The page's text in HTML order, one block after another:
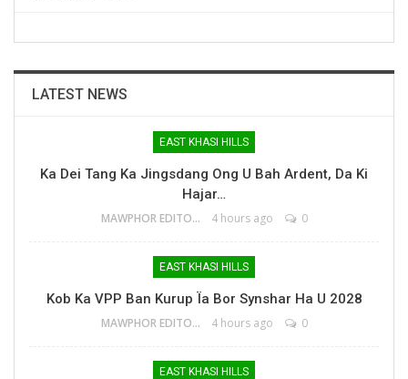
LATEST NEWS
EAST KHASI HILLS
Ka Dei Tang Ka Jingsdang Ong U Bah Ardent, Da Ki
Hajar…
MAWPHOR EDITOR 4 hours ago 0
EAST KHASI HILLS
Kob Ka VPP Ban Kurup Ïa Bor Synshar Ha U 2028
MAWPHOR EDITOR 4 hours ago 0
EAST KHASI HILLS